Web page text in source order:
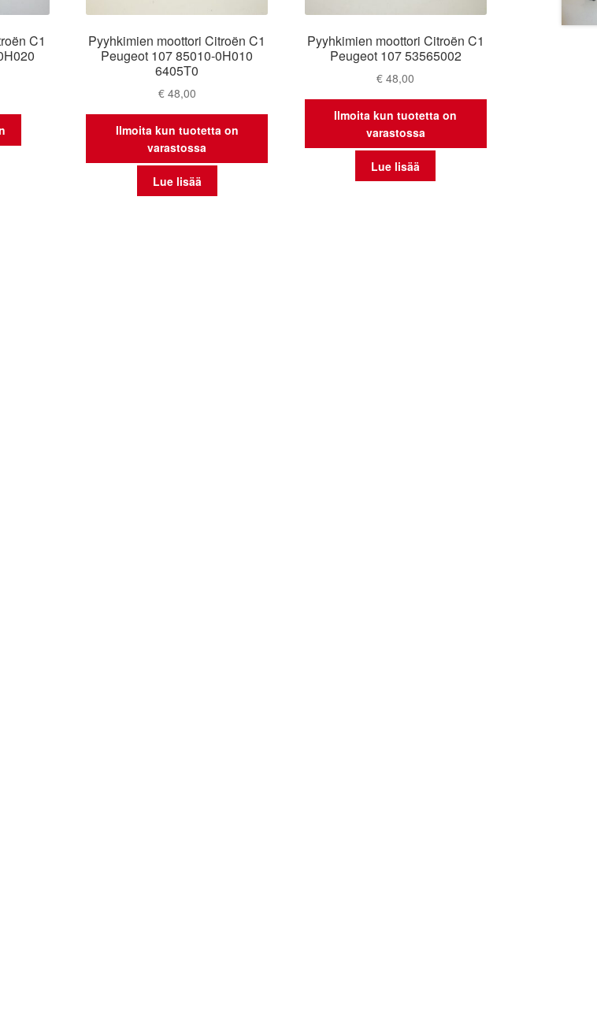
C1
Pyyhkimien moottori Citroën C1
Peugeot 107 85010-0H010
6405T0
€48,00
Ilmoita kun tuotetta on
varastossa
Lue lisää
Pyyhkimien moottori Citroën C1
Peugeot 107 53565002
€ 48,00
Ilmoita kun tuotetta on
varastossa
Lue lisää